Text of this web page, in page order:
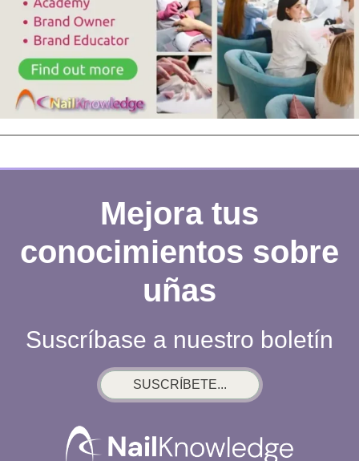
Mejora tus
conocimientos sobre
uñas
Suscríbase a nuestro boletín
SUSCRÍBETE...